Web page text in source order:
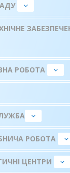
РОБОТА
РОБОТА
ЦЕНТРИ